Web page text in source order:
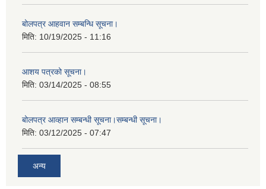
बोलपत्र आहवान सम्बन्धि सूचना।
मिति: 10/19/2025 - 11:16
आशय पत्रको सूचना।
मिति: 03/14/2025 - 08:55
बोलपत्र आव्हान सम्बन्धी सूचना।सम्बन्धी सूचना।
मिति: 03/12/2025 - 07:47
अन्य